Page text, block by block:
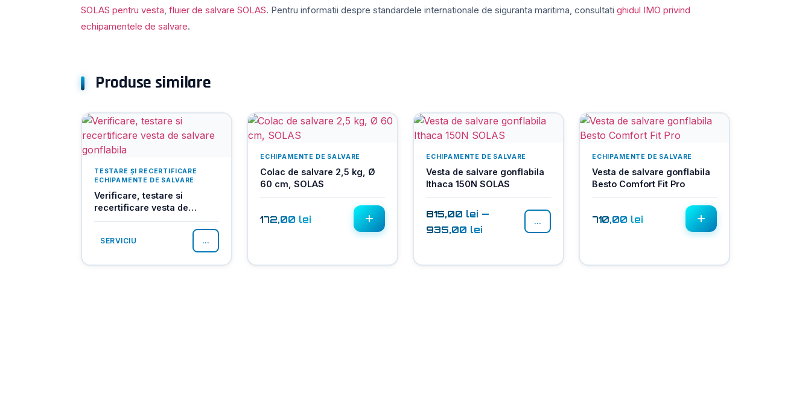
SOLAS pentru vesta, fluier de salvare SOLAS. Pentru informatii despre standardele internationale de siguranta maritima, consultati ghidul IMO privind
echipamentele de salvare.
Produse similare
TESTARE ȘI RECERTIFICARE
ECHIPAMENTE DE SALVARE
Verificare, testare si
recertificare vesta de
salvare gonflabila
SERVICIU ...
ECHIPAMENTE DE SALVARE
Colac de salvare 2,5 kg, Ø
60 cm, SOLAS
172,00 lei
ECHIPAMENTE DE SALVARE
Vesta de salvare gonflabila
Ithaca 150N SOLAS
815,00 lei –
935,00 lei
...
ECHIPAMENTE DE SALVARE
Vesta de salvare gonflabila
Besto Comfort Fit Pro
710,00 lei